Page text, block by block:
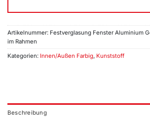
Artikelnummer: Festverglasung Fenster Aluminium
im Rahmen
Kategorien: Innen/Außen Farbig, Kunststoff
Beschreibung